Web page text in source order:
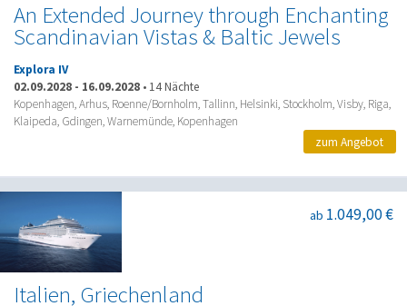
An Extended Journey through Enchanting
Scandinavian Vistas & Baltic Jewels
Explora IV
02.09.2028 - 16.09.2028 • 14 Nächte
Kopenhagen, Arhus, Roenne/Bornholm, Tallinn, Helsinki, Stockholm, Visby, Riga,
Klaipeda, Gdingen, Warnemünde, Kopenhagen
zum Angebot
Italien, Griechenland
ab 1.049,00 €